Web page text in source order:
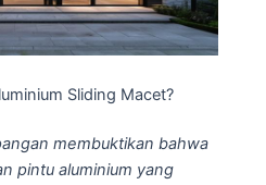
Sliding Macet?
membuktikan bahwa
pintu aluminium yang